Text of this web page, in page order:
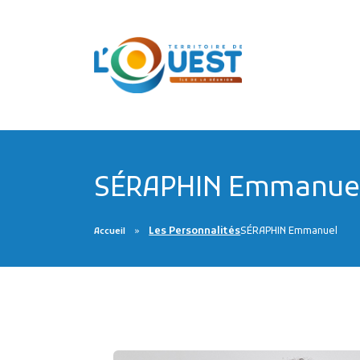
SÉRAPHIN
Accueil Les PersonnalitésSÉRAPHIN Emmanuel